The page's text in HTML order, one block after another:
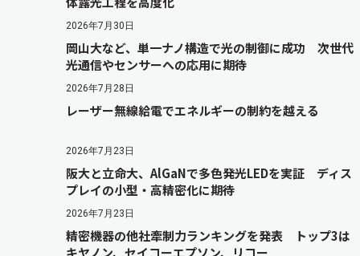
2026年7月30日
岡山大など、単一ナノ構造で光の制御に成功 次世代
光通信やセンサーへの応用に期待
2026年7月28日
レーザー無線給電でエネルギーの制約を越える
2026年7月23日
阪大と立命大、AlGaNで多色発光LEDを実証 ディス
プレイの小型・高精密化に期待
2026年7月23日
精密機器の他社牽制力ランキングを発表 トップ3は
キヤノン、セイコーエプソン、リコー